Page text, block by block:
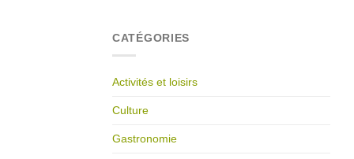
CATÉGORIES
Activités et loisirs
Culture
Gastronomie